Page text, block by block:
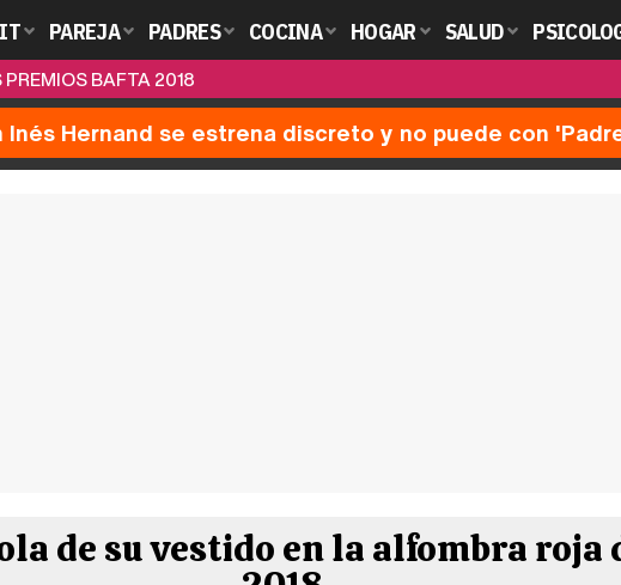
PAREJA PADRES COCINA HOGAR SALUD
BAFTA 2018
Hernand se estrena discreto y no puede con
de su vestido en la alfombra roja